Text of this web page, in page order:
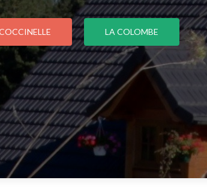
LA COLOMBE